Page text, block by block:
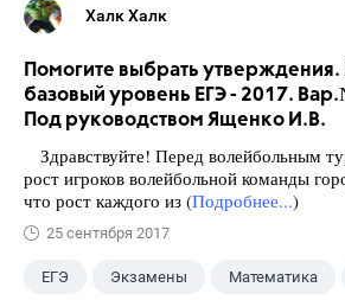
Халк Халк
Помогите выбрать
базовый уровень ЕГЭ - 2017.
Под руководством Ященко И.В.
Здравствуйте! Перед волейбольным
рост игроков волейбольной команды
что рост каждого из (Подробнее...)
25 сентября 2017
ЕГЭ Экзамены Математика